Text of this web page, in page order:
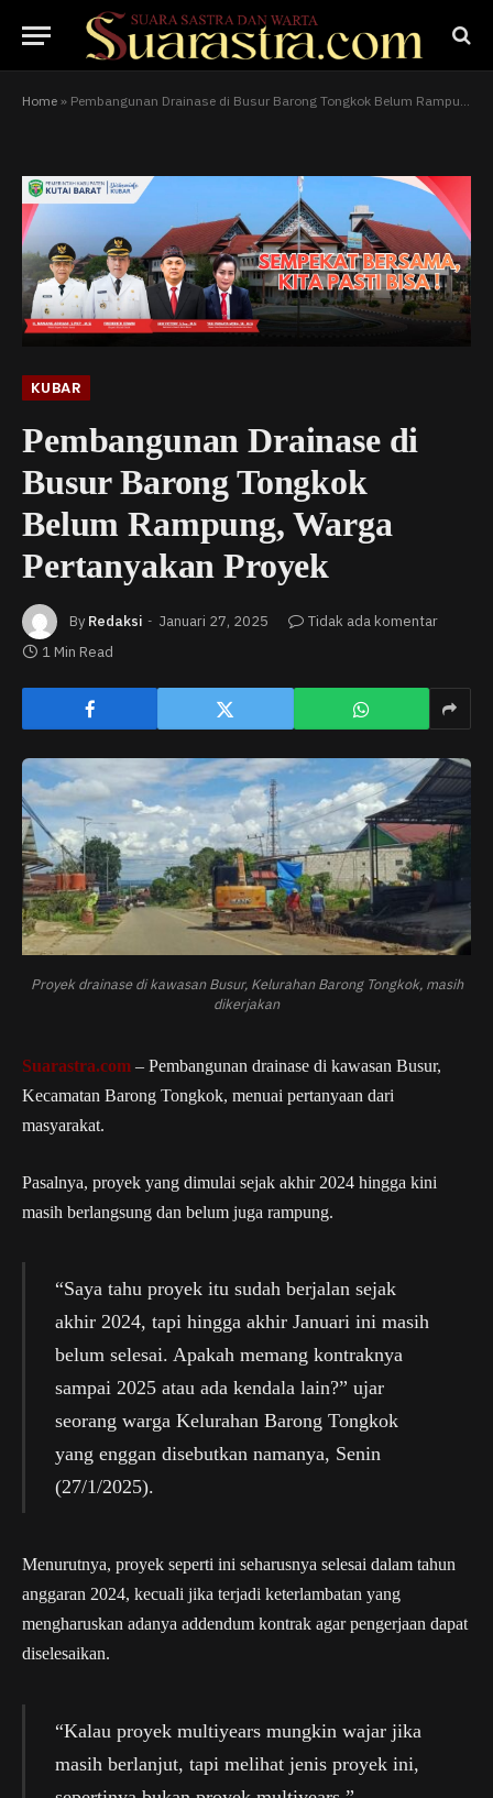
Home » Pembangunan Drainase di Busur Barong Tongkok Belum Rampung, Warga Pertanyakan Proyek
KUBAR
Pembangunan Drainase di
Busur Barong Tongkok
Belum Rampung, Warga
Pertanyakan Proyek
By Redaksi Januari 27, 2025
Tidak ada komentar
1 Min Read
Proyek drainase di kawasan Busur, Kelurahan Barong Tongkok, masih
dikerjakan
Suarastra.com – Pembangunan drainase di kawasan Busur,
Kecamatan Barong Tongkok, menuai pertanyaan dari
masyarakat.
Pasalnya, proyek yang dimulai sejak akhir 2024 hingga kini
masih berlangsung dan belum juga rampung.
“Saya tahu proyek itu sudah berjalan sejak
akhir 2024, tapi hingga akhir Januari ini masih
belum selesai. Apakah memang kontraknya
sampai 2025 atau ada kendala lain?” ujar
seorang warga Kelurahan Barong Tongkok
yang enggan disebutkan namanya, Senin
(27/1/2025).
Menurutnya, proyek seperti ini seharusnya selesai dalam tahun
anggaran 2024, kecuali jika terjadi keterlambatan yang
mengharuskan adanya addendum kontrak agar pengerjaan dapat
diselesaikan.
“Kalau proyek multiyears mungkin wajar jika
masih berlanjut, tapi melihat jenis proyek ini,